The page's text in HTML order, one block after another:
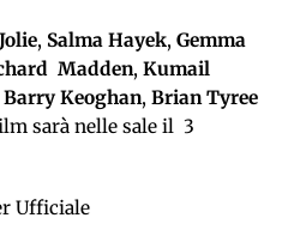
, Salma Hayek, Gemma
Madden, Kumail
Barry Keoghan, Brian Tyree
sarà nelle sale il 3